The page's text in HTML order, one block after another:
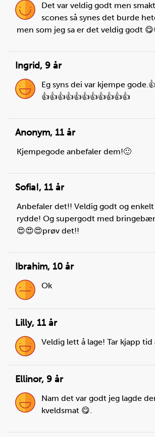
Steg
Ta ut alle stekebrett fra ovnen, slik
Sett stekeovnen på 180 °C. Bruk
Steg2
Mål opp mel og ha det i en stor
Du trenger
hvetemel:4dl
Steg3
Det var veldig godt men
scones så synes det burde
men som jeg sa er det veldig godt
Ingrid, 9 år
Eg syns dei var kjempe
👍👍👍👍👍👍👍👍👍👍👍
Anonym, 11 år
Kjempegode anbefaler dem!🙂
Sofia!, 11 år
Anbefaler det!! Veldig godt og
rydde! Og supergodt med
😍😍😍prøv det!!
Ibrahim, 10 år
Ok
Lilly, 11 år
Veldig lett å lage! Tar kjapp tid
Ellinor, 9 år
Nam det var godt jeg lagde
kveldsmat 😋.